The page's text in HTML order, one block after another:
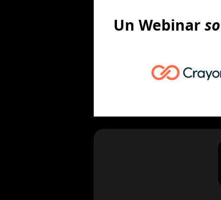
Un Webinar